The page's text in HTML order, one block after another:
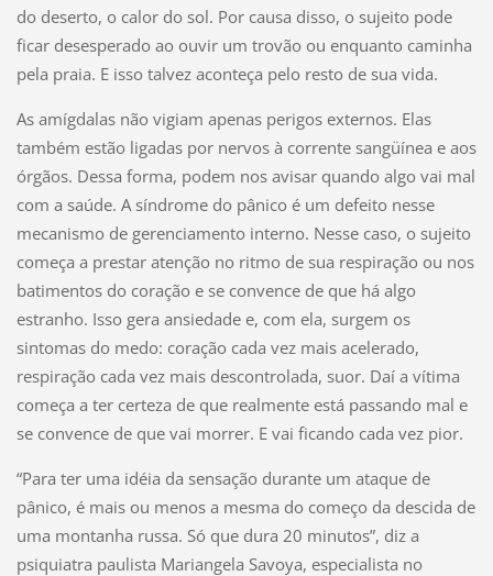
do deserto, o calor do sol. Por causa disso, o sujeito pode
ficar desesperado ao ouvir um trovão ou enquanto caminha
pela praia. E isso talvez aconteça pelo resto de sua vida.
As amígdalas não vigiam apenas perigos externos. Elas
também estão ligadas por nervos à corrente sangüínea e aos
órgãos. Dessa forma, podem nos avisar quando algo vai mal
com a saúde. A síndrome do pânico é um defeito nesse
mecanismo de gerenciamento interno. Nesse caso, o sujeito
começa a prestar atenção no ritmo de sua respiração ou nos
batimentos do coração e se convence de que há algo
estranho. Isso gera ansiedade e, com ela, surgem os
sintomas do medo: coração cada vez mais acelerado,
respiração cada vez mais descontrolada, suor. Daí a vítima
começa a ter certeza de que realmente está passando mal e
se convence de que vai morrer. E vai ficando cada vez pior.
“Para ter uma idéia da sensação durante um ataque de
pânico, é mais ou menos a mesma do começo da descida de
uma montanha russa. Só que dura 20 minutos”, diz a
psiquiatra paulista Mariangela Savoya, especialista no